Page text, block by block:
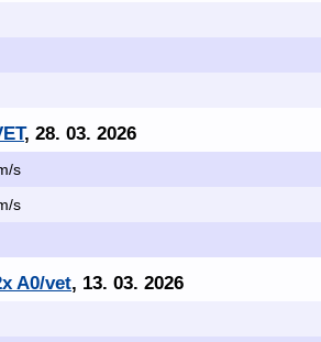
, 28. 03. 2026
s
s
A0/vet, 13. 03. 2026